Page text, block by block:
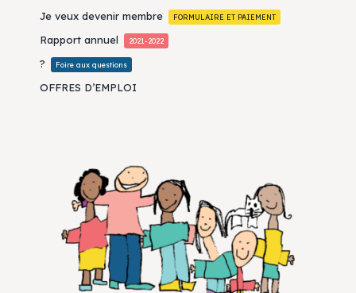
Je veux devenir membre
FORMULAIRE ET PAIEMENT
Rapport annuel 2021-2022
? Foire aux questions
OFFRES D’EMPLOI